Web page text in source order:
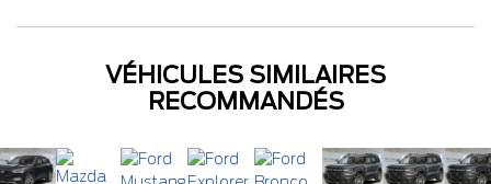
VÉHICULES SIMILAIRES
RECOMMANDÉS